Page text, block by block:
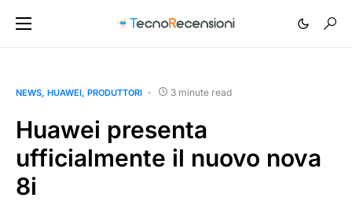
NEWS HUAWEI PRODUTTORI 3 minute read
Huawei presenta
ufficialmente il nuovo nova
8i